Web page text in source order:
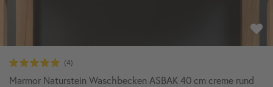
Marmor Naturstein Waschbecken ASBAK 40 cm creme rund